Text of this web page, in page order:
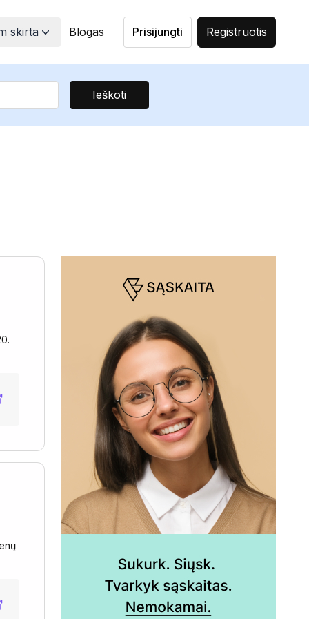
skirta Blogas Prisijungti Registruotis
Ieškoti